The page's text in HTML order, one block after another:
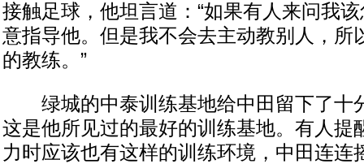
接触足球，他坦言道：“如果有人来问我
意指导他。但是我不会去主动教别人，所
的教练。”
绿城的中泰训练基地给中田留下了十
这是他所见过的最好的训练基地。有人提
力时应该也有这样的训练环境，中田连连